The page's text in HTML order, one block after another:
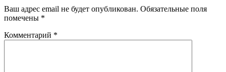
Ваш адрес email не будет опубликован. Обязательные поля
помечены *
Комментарий *